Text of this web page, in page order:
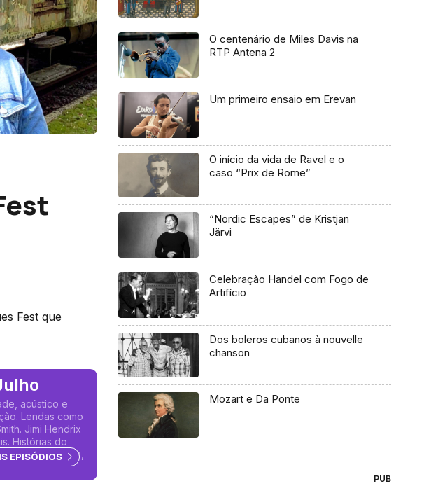
Fest que
acústico e
Lendas como
Jimi Hendrix
Histórias do
dificuldades,
podcast
EPISÓDIOS
O centenário de Miles Davis na
RTP Antena 2
Um primeiro ensaio em Erevan
O início da vida de Ravel e o
caso “Prix de Rome”
“Nordic Escapes” de Kristjan
Järvi
Celebração Handel com Fogo de
Artifício
Dos boleros cubanos à nouvelle
chanson
Mozart e Da Ponte
PUB